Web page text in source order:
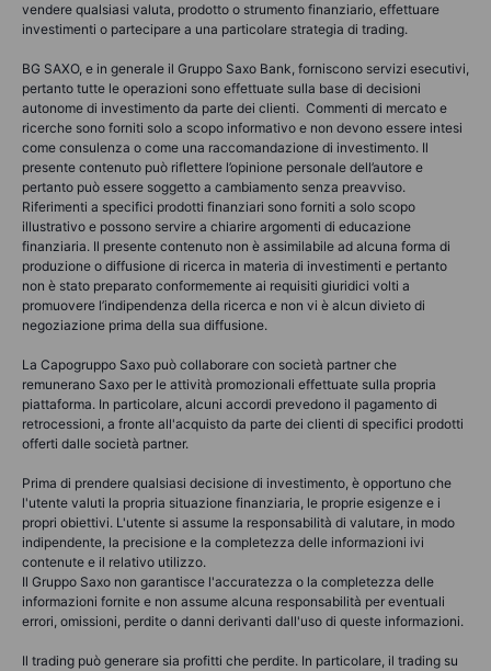
vendere qualsiasi valuta, prodotto o strumento finanziario, effettuare
investimenti o partecipare a una particolare strategia di trading.
BG SAXO, e in generale il Gruppo Saxo Bank, forniscono servizi esecutivi,
pertanto tutte le operazioni sono effettuate sulla base di decisioni
autonome di investimento da parte dei clienti. Commenti di mercato e
ricerche sono forniti solo a scopo informativo e non devono essere intesi
come consulenza o come una raccomandazione di investimento. Il
presente contenuto può riflettere l’opinione personale dell’autore e
pertanto può essere soggetto a cambiamento senza preavviso.
Riferimenti a specifici prodotti finanziari sono forniti a solo scopo
illustrativo e possono servire a chiarire argomenti di educazione
finanziaria. Il presente contenuto non è assimilabile ad alcuna forma di
produzione o diffusione di ricerca in materia di investimenti e pertanto
non è stato preparato conformemente ai requisiti giuridici volti a
promuovere l’indipendenza della ricerca e non vi è alcun divieto di
negoziazione prima della sua diffusione.
La Capogruppo Saxo può collaborare con società partner che
remunerano Saxo per le attività promozionali effettuate sulla propria
piattaforma. In particolare, alcuni accordi prevedono il pagamento di
retrocessioni, a fronte all'acquisto da parte dei clienti di specifici prodotti
offerti dalle società partner.
Prima di prendere qualsiasi decisione di investimento, è opportuno che
l'utente valuti la propria situazione finanziaria, le proprie esigenze e i
propri obiettivi. L'utente si assume la responsabilità di valutare, in modo
indipendente, la precisione e la completezza delle informazioni ivi
contenute e il relativo utilizzo.
Il Gruppo Saxo non garantisce l'accuratezza o la completezza delle
informazioni fornite e non assume alcuna responsabilità per eventuali
errori, omissioni, perdite o danni derivanti dall'uso di queste informazioni.
Il trading può generare sia profitti che perdite. In particolare, il trading su